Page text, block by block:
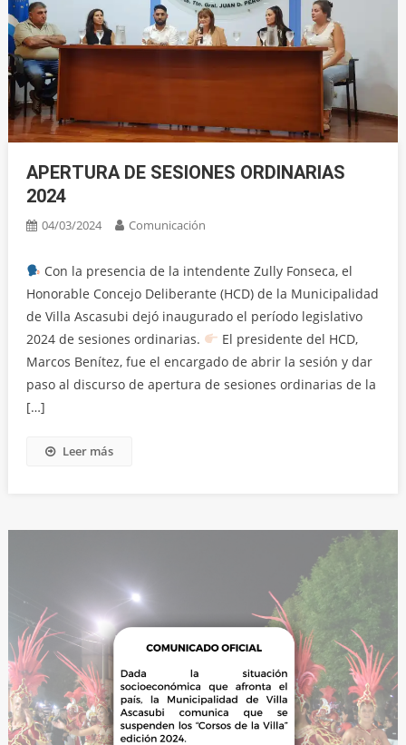
APERTURA DE SESIONES ORDINARIAS
2024
04/03/2024 Comunicación
Con la presencia de la intendente Zully Fonseca, el
Honorable Concejo Deliberante (HCD) de la Municipalidad
de Villa Ascasubi dejó inaugurado el período legislativo
2024 de sesiones ordinarias.
El presidente del HCD,
Marcos Benítez, fue el encargado de abrir la sesión y dar
paso al discurso de apertura de sesiones ordinarias de la
[…]
Leer más